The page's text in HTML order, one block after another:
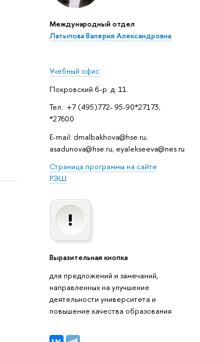
Международный отдел
Латыпова Валерия Александровна
Учебный офис
Покровский б-р. д. 11.
Тел.: +7 (495)772- 95-90*27173;
*27600
E-mail: dmalbakhova@hse.ru;
asadunova@hse.ru; eyalekseeva@nes.ru
Страница программы на сайте
РЭШ
Выразительная кнопка
для предложений и замечаний,
направленных на улучшение
деятельности университета и
повышение качества образования